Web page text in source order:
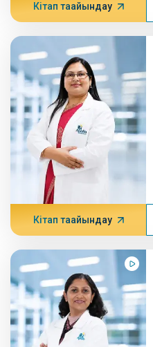
Кітап тағайындау
Кітап тағайындау